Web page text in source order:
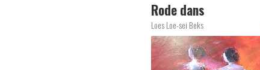
Loes Loe-sei Beks
Rode dans